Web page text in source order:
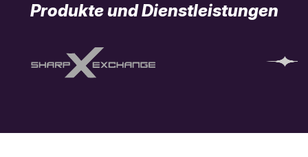
Produkte und Dienstleistungen